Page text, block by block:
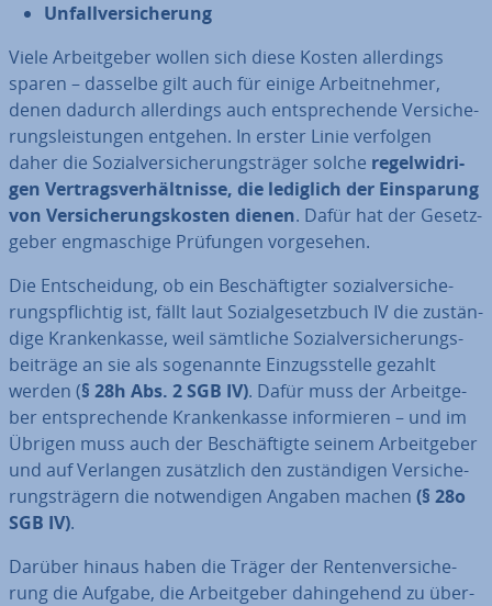
Un­fall­ver­si­che­rung
Viele Ar­beit­ge­ber wollen sich diese Kosten al­ler­dings
sparen – dasselbe gilt auch für einige Ar­beit­neh­mer,
denen dadurch al­ler­dings auch ent­spre­chen­de Ver­si­che­
rungs­leis­tun­gen entgehen. In erster Linie verfolgen
daher die So­zi­al­ver­si­che­rungs­trä­ger solche re­gel­wid­ri­
gen Ver­trags­ver­hält­nis­se, die lediglich der Ein­spa­rung
von Ver­si­che­rungs­kos­ten dienen. Dafür hat der Ge­setz­
ge­ber eng­ma­schi­ge Prüfungen vor­ge­se­hen.
Die Ent­schei­dung, ob ein Be­schäf­tig­ter so­zi­al­ver­si­che­
rungs­pflich­tig ist, fällt laut So­zi­al­ge­setz­buch IV die zu­stän­
di­ge Kran­ken­kas­se, weil sämtliche So­zi­al­ver­si­che­rungs­
bei­trä­ge an sie als so­ge­nann­te Ein­zugs­stel­le gezahlt
werden (§ 28h Abs. 2 SGB IV). Dafür muss der Ar­beit­ge­
ber ent­spre­chen­de Kran­ken­kas­se in­for­mie­ren – und im
Übrigen muss auch der Be­schäf­tig­te seinem Ar­beit­ge­ber
und auf Verlangen zu­sätz­lich den zu­stän­di­gen Ver­si­che­
rungs­trä­gern die not­wen­di­gen Angaben machen (§ 28o
SGB IV).
Darüber hinaus haben die Träger der Ren­ten­ver­si­che­
rung die Aufgabe, die Ar­beit­ge­ber da­hin­ge­hend zu über­